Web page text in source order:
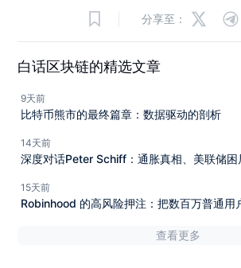
分享至：
白话区块链的精选文章
9天前
比特币熊市的最终篇章：数据驱动的剖析
14天前
深度对话Peter Schiff：通胀真相、美联储困
15天前
Robinhood 的高风险押注：把数百万普通用
查看更多